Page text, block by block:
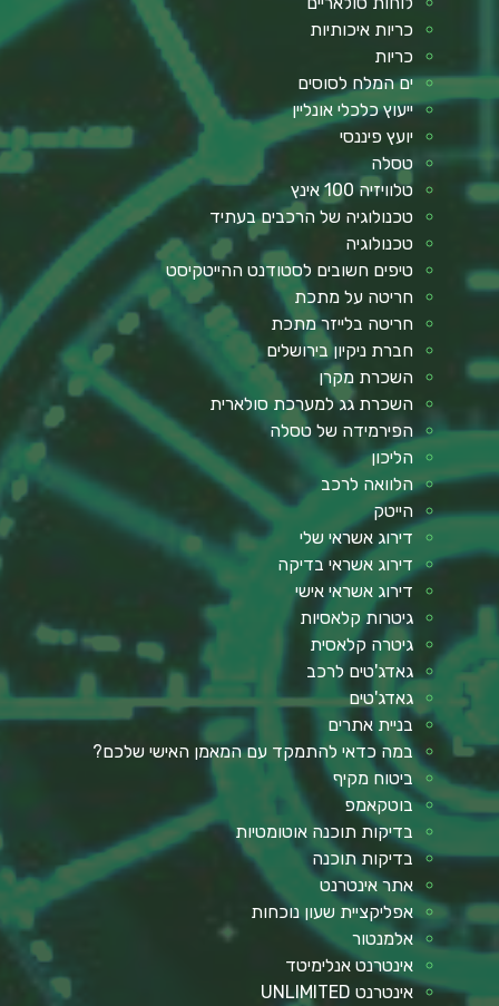
כריות איכותיות
כריות
ים המלח לסוסים
ייעוץ כלכלי אונליין
יועץ פיננסי
טסלה
טלוויזיה 100 אינץ
טכנולוגיה של הרכבים בעתיד
טכנולוגיה
טיפים חשובים לסטודנט ההייטקיסט
חריטה על מתכת
חריטה בלייזר מתכת
חברת ניקיון בירושלים
השכרת מקרן
השכרת גג למערכת סולארית
הפירמידה של טסלה
הליכון
הלוואה לרכב
הייטק
דירוג אשראי שלי
דירוג אשראי בדיקה
דירוג אשראי אישי
גיטרות קלאסיות
גיטרה קלאסית
גאדג'טים לרכב
גאדג'טים
בניית אתרים
במה כדאי להתמקד עם המאמן האישי שלכם?
ביטוח מקיף
בוטקאמפ
בדיקות תוכנה אוטומטיות
בדיקות תוכנה
אתר אינטרנט
אפליקציית שעון נוכחות
אלמנטור
אינטרנט אנלימיטד
אינטרנט UNLIMITED